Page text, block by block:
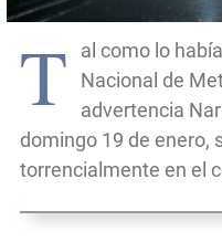
T
al como lo
Nacional de
advertencia
domingo 19 de enero,
torrencialmente en el